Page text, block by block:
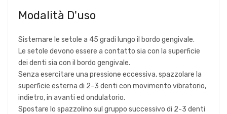
Modalità D'uso
Sistemare le setole a 45 gradi lungo il bordo gengivale.
Le setole devono essere a contatto sia con la superficie
dei denti sia con il bordo gengivale.
Senza esercitare una pressione eccessiva, spazzolare la
superficie esterna di 2-3 denti con movimento vibratorio,
indietro, in avanti ed ondulatorio.
Spostare lo spazzolino sul gruppo successivo di 2-3 denti